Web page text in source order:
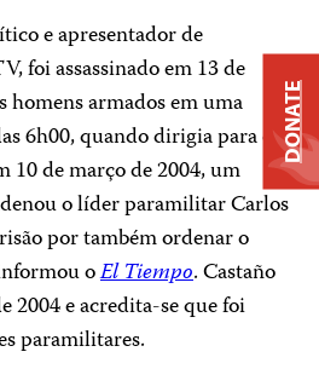
e apresentador de
foi assassinado em 13 de
homens armados em uma
6h00, quando dirigia para o
10 de março de 2004, um
o líder paramilitar Carlos
por também ordenar o
oEl Tiempo. Castaño
2004 e acredita-se que foi
paramilitares.
DONATE